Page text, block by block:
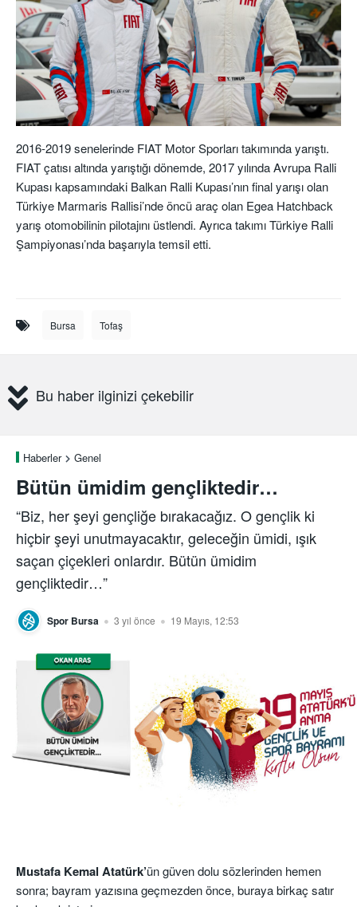
2016-2019 senelerinde FIAT Motor Sporları takımında yarıştı.
FIAT çatısı altında yarıştığı dönemde, 2017 yılında Avrupa Ralli
Kupası kapsamındaki Balkan Ralli Kupası’nın final yarışı olan
Türkiye Marmaris Rallisi’nde öncü araç olan Egea Hatchback
yarış otomobilinin pilotajını üstlendi. Ayrıca takımı Türkiye Ralli
Şampiyonası’nda başarıyla temsil etti.
Bursa Tofaş
Bu haber ilginizi çekebilir
Haberler Genel
Bütün ümidim gençliktedir…
“Biz, her şeyi gençliğe bırakacağız. O gençlik ki
hiçbir şeyi unutmayacaktır, geleceğin ümidi, ışık
saçan çiçekleri onlardır. Bütün ümidim
gençliktedir…”
Spor Bursa 3 yıl önce 19 Mayıs, 12:53
Mustafa Kemal Atatürk’ün güven dolu sözlerinden hemen
sonra; bayram yazısına geçmezden önce, buraya birkaç satır